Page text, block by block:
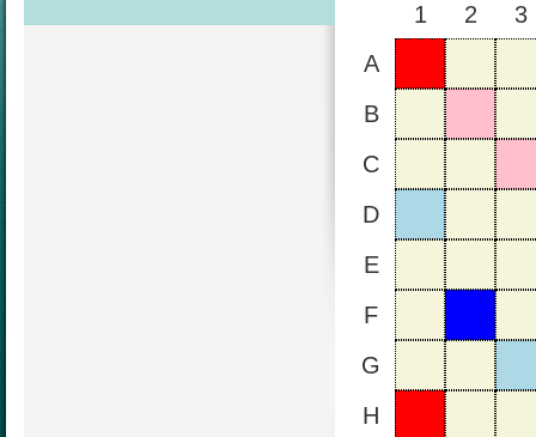
1 2
3
A
B
C
D
E
F
G
H